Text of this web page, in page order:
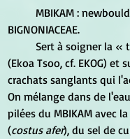
BIGNONIACEAE.
(Ekoa Tsoo, cf. EKOG) et
crachats sanglants qui
On mélange dans de
pilées du MBIKAM avec
(costus afer), du sel de